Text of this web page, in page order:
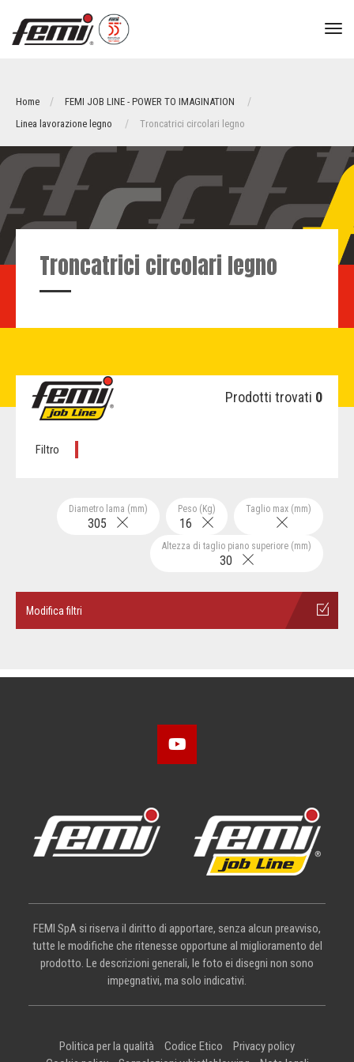
Home
FEMI JOB LINE - POWER TO IMAGINATION
Linea lavorazione legno
Troncatrici circolari legno
Troncatrici circolari legno
Prodotti trovati 0
Filtro
Taglio max (mm)
Peso (Kg)
16
Diametro lama (mm)
305
Altezza di taglio piano superiore (mm)
30
Modifica filtri
FEMI SpA si riserva il diritto di apportare, senza alcun preavviso,
tutte le modifiche che ritenesse opportune al miglioramento del
prodotto. Le descrizioni generali, le foto ei disegni non sono
impegnativi, ma solo indicativi.
Politica per la qualità Codice Etico
Privacy policy